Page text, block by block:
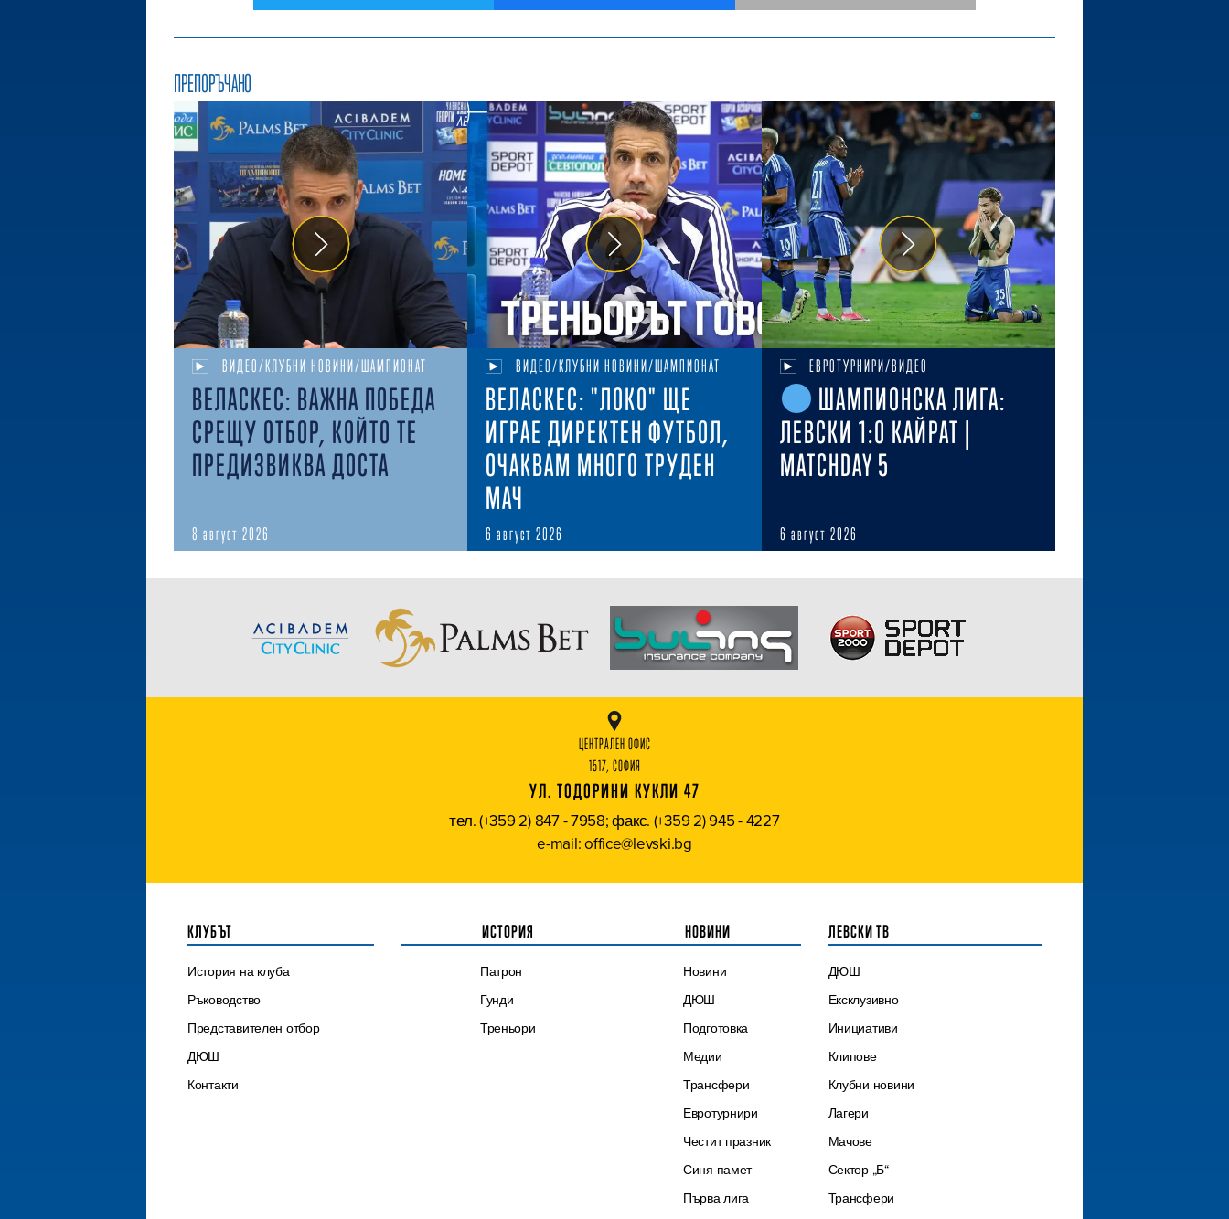
ПРЕПОРЪЧАНО
ВИДЕО/КЛУБНИ НОВИНИ/ШАМПИОНАТ
ВЕЛАСКЕС: ВАЖНА ПОБЕДА
СРЕЩУ ОТБОР, КОЙТО ТЕ
ПРЕДИЗВИКВА ДОСТА
8 август 2026
ВИДЕО/КЛУБНИ НОВИНИ/ШАМПИОНАТ
ВЕЛАСКЕС: "ЛОКО" ЩЕ
ИГРАЕ ДИРЕКТЕН ФУТБОЛ,
ОЧАКВАМ МНОГО ТРУДЕН
МАЧ
6 август 2026
ЕВРОТУРНИРИ/ВИДЕО
ШАМПИОНСКА ЛИГА:
ЛЕВСКИ 1:0 КАЙРАТ |
MATCHDAY 5
6 август 2026
ЦЕНТРАЛЕН ОФИС
1517, СОФИЯ
УЛ. ТОДОРИНИ КУКЛИ 47
тел. (+359 2) 847 - 7958; факс. (+359 2) 945 - 4227
e-mail: office@levski.bg
КЛУБЪТ
История на клуба
Ръководство
Представителен отбор
ДЮШ
Контакти
ИСТОРИЯ
Патрон
Гунди
Треньори
НОВИНИ
Новини
ДЮШ
Подготовка
Медии
Трансфери
Евротурнири
Честит празник
Синя памет
Първа лига
ЛЕВСКИ ТВ
ДЮШ
Ексклузивно
Инициативи
Клипове
Клубни новини
Лагери
Мачове
Сектор „Б“
Трансфери